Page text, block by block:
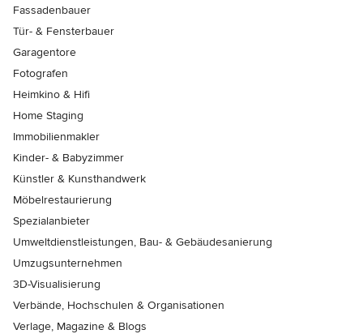
Fassadenbauer
Tür- & Fensterbauer
Garagentore
Fotografen
Heimkino & Hifi
Home Staging
Immobilienmakler
Kinder- & Babyzimmer
Künstler & Kunsthandwerk
Möbelrestaurierung
Spezialanbieter
Umweltdienstleistungen, Bau- & Gebäudesanierung
Umzugsunternehmen
3D-Visualisierung
Verbände, Hochschulen & Organisationen
Verlage, Magazine & Blogs